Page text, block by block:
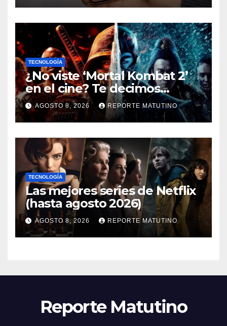
TECNOLOGÍA
¿No viste ‘Mortal Kombat 2’
en el cine? Te decimos
dónde verla en streaming
ahora mismo y te damos tres
razones para hacerlo
AGOSTO 8, 2026 REPORTE MATUTINO
TECNOLOGÍA
Las mejores series de Netflix
(hasta agosto 2026)
AGOSTO 8, 2026 REPORTE MATUTINO
Reporte Matutino